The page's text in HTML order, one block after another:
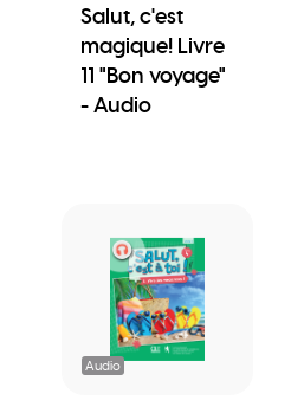
Salut, c'est
magique! Livre
11 "Bon voyage"
- Audio
Audio